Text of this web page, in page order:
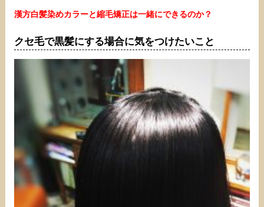
漢方白髪染めカラーと縮毛矯正は一緒にできるのか？
クセ毛で黒髪にする場合に気をつけたいこと